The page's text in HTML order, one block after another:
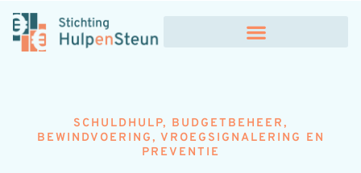
SCHULDHULP, BUDGETBEHEER,
BEWINDVOERING, VROEGSIGNALERING EN
PREVENTIE